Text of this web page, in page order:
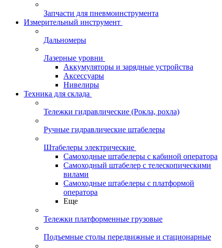
Запчасти для пневмоинструмента
Измерительный инструмент
Дальномеры
Лазерные уровни
Аккумуляторы и зарядные устройства
Аксессуары
Нивелиры
Техника для склада
Тележки гидравлические (Рокла, рохла)
Ручные гидравлические штабелеры
Штабелеры электрические
Самоходные штабелеры с кабиной оператора
Самоходный штабелер с телескопическими
вилами
Самоходные штабелеры с платформой
оператора
Еще
Тележки платформенные грузовые
Подъемные столы передвижные и стационарные